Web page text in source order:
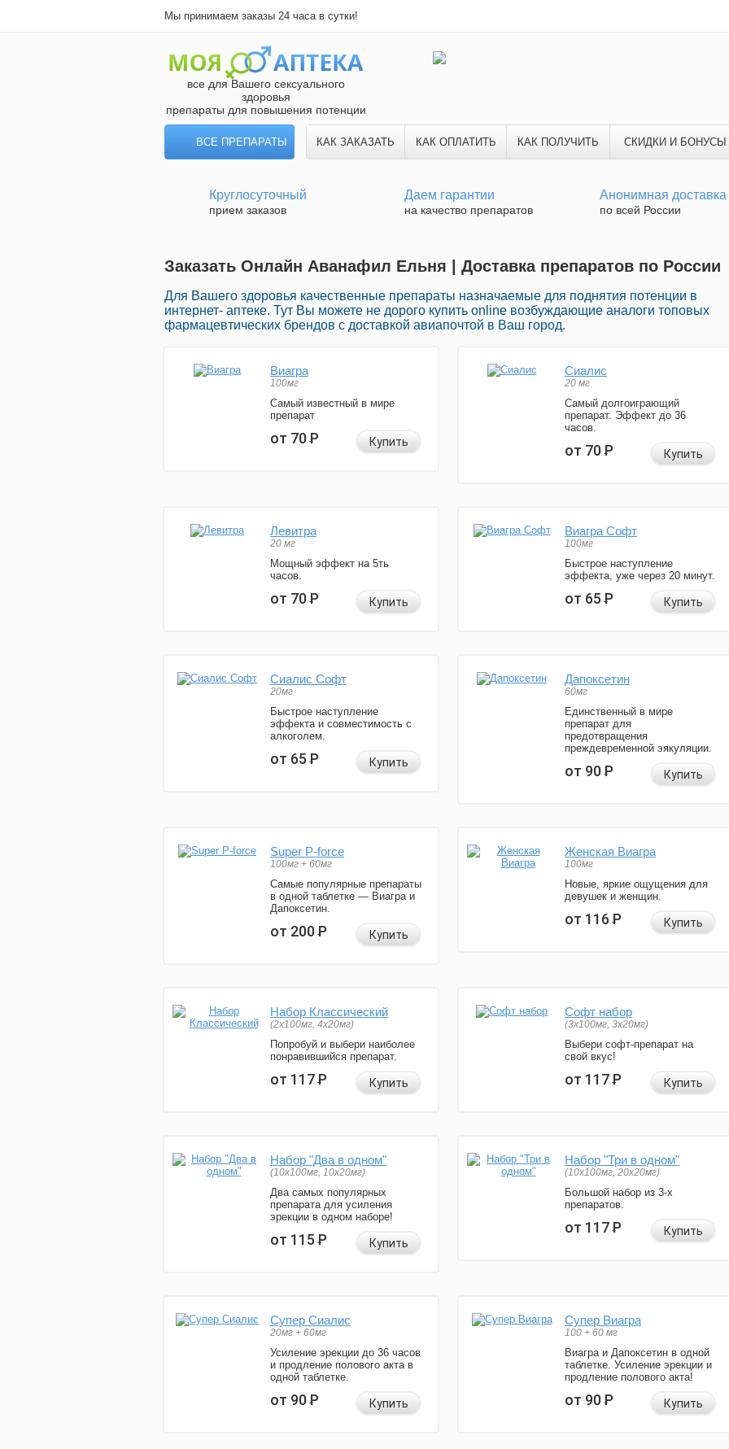
Мы принимаем заказы 24 часа в сутки!
все для Вашего сексуального
здоровья
препараты для повышения потенции
ВСЕ ПРЕПАРАТЫ КАК ЗАКАЗАТЬ КАК ОПЛАТИТЬ КАК ПОЛУЧИТЬ СКИДКИ И БОНУСЫ
Круглосуточный
прием заказов
Даем гарантии
на качество препаратов
Анонимная доставка
по всей России
Заказать Онлайн Аванафил Ельня | Доставка препаратов по России
Для Вашего здоровья качественные препараты назначаемые для поднятия потенции в
интернет- аптеке. Тут Вы можете не дорого купить online возбуждающие аналоги топовых
фармацевтических брендов с доставкой авиапочтой в Ваш город.
Виагра
100мг
Самый известный в мире
препарат
от 70Р Купить
Сиалис
20 мг
Самый долгоиграющий
препарат. Эффект до 36
часов.
от 70Р Купить
Левитра
20 мг
Мощный эффект на 5ть
часов.
от 70Р Купить
Виагра Софт
100мг
Быстрое наступление
эффекта, уже через 20 минут.
от 65Р Купить
Сиалис Софт
20мг
Быстрое наступление
эффекта и совместимость с
алкоголем.
от 65Р Купить
Дапоксетин
60мг
Единственный в мире
препарат для
предотвращения
преждевременной эякуляции.
от 90Р Купить
Super P-force
100мг + 60мг
Самые популярные препараты
в одной таблетке — Виагра и
Дапоксетин.
от 200Р Купить
Женская Виагра
100мг
Новые, яркие ощущения для
девушек и женщин.
от 116Р Купить
Набор Классический
(2x100мг, 4x20мг)
Попробуй и выбери наиболее
понравившийся препарат.
от 117Р Купить
Софт набор
(3x100мг, 3x20мг)
Выбери софт-препарат на
свой вкус!
от 117Р Купить
Набор "Два в одном"
(10x100мг, 10x20мг)
Два самых популярных
препарата для усиления
эрекции в одном наборе!
от 115Р Купить
Набор "Три в одном"
(10x100мг, 20x20мг)
Большой набор из 3-х
препаратов.
от 117Р Купить
Супер Сиалис
20мг + 60мг
Усиление эрекции до 36 часов
и продление полового акта в
одной таблетке.
от 90Р Купить
Супер Виагра
100 + 60 мг
Виагра и Дапоксетин в одной
таблетке. Усиление эрекции и
продление полового акта!
от 90Р Купить